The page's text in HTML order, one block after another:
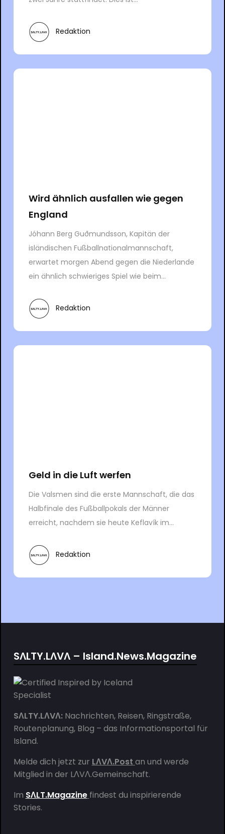
Redaktion
Wird ähnlich ausfallen wie gegen
England
Jóhann Berg Guðmundsson, Kapitän der
isländischen Fußballnationalmannschaft,
erwartet morgen Abend gegen die Niederlande
ein ähnlich schwieriges Spiel wie beim...
Redaktion
Geld in die Luft werfen
Die Valsmen sind die erste Mannschaft, die das
Halbfinale des Fußballpokals der Männer
erreicht, nachdem sie heute Keflavík im...
Redaktion
SΛLTY.LΛVΛ – Island.News.Magazine
SΛLTY.LΛVΛ:Nachrichten, Reisen, Ringstraße,
Routenplanung, Blog – das Informationsportal für
Island.
Melde dich jetzt zur LΛVΛ.Post an und werde
Mitglied in der LΛVΛ.Gemeinschaft.
Im SΛLT.Magazine findest du inspirierende
Stories.